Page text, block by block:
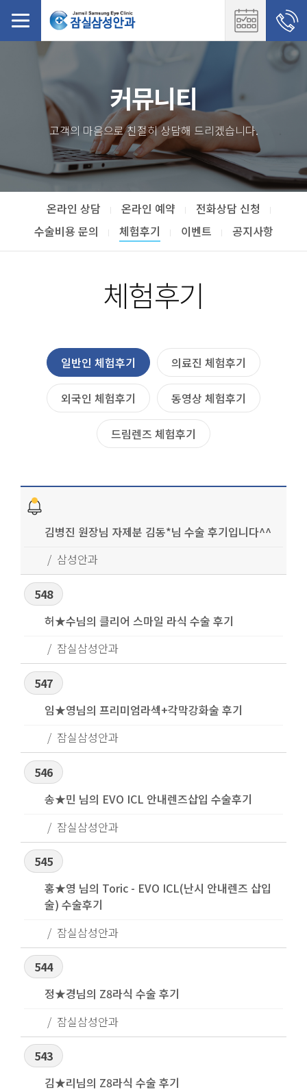
커뮤니티
고객의 마음으로 친절히 상담해 드리겠습니다.
온라인 상담 온라인 예약
전화상담 신청
수술비용 문의
체험후기 이벤트 공지사항
체험후기
일반인 체험후기 의료진 체험후기
외국인 체험후기 동영상 체험후기
드림렌즈 체험후기
김병진 원장님 자제분 김동*님 수술 후기입니다^^
삼성안과
548
허★수님의 클리어 스마일 라식 수술 후기
잠실삼성안과
547
임★영님의 프리미엄라섹+각막강화술 후기
잠실삼성안과
546
송★민 님의 EVO ICL 안내렌즈삽입 수술후기
잠실삼성안과
545
홍★영 님의 Toric - EVO ICL(난시 안내렌즈 삽입
술) 수술후기
잠실삼성안과
544
정★경님의 Z8라식 수술 후기
잠실삼성안과
543
김★리님의 Z8라식 수술 후기